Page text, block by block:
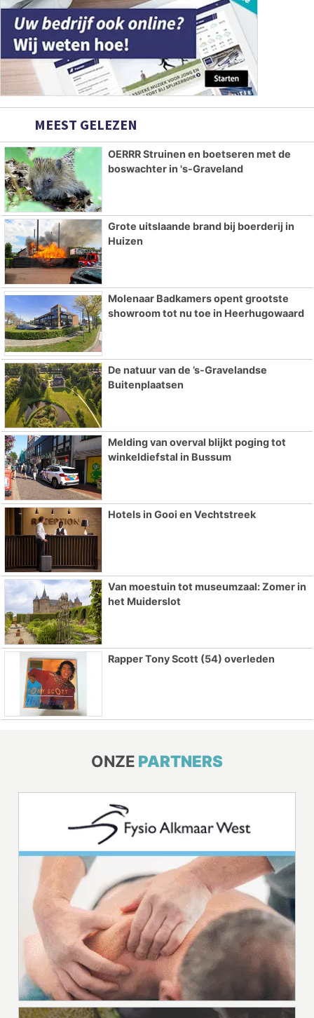
MEEST GELEZEN
OERRR Struinen en boetseren met de
boswachter in 's-Graveland
Grote uitslaande brand bij boerderij in
Huizen
Molenaar Badkamers opent grootste
showroom tot nu toe in Heerhugowaard
De natuur van de ’s-Gravelandse
Buitenplaatsen
Melding van overval blijkt poging tot
winkeldiefstal in Bussum
Hotels in Gooi en Vechtstreek
Van moestuin tot museumzaal: Zomer in
het Muiderslot
Rapper Tony Scott (54) overleden
ONZE PARTNERS